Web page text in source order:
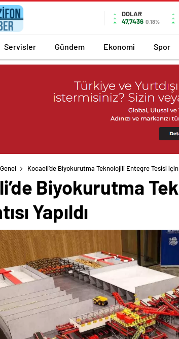
DOLAR
47,7436 0.18%
Servisler Gündem Ekonomi Spor
Genel Kocaeli’de Biyokurutma Teknolojili Entegre Tesisi için
Biyokurutma
Yapıldı